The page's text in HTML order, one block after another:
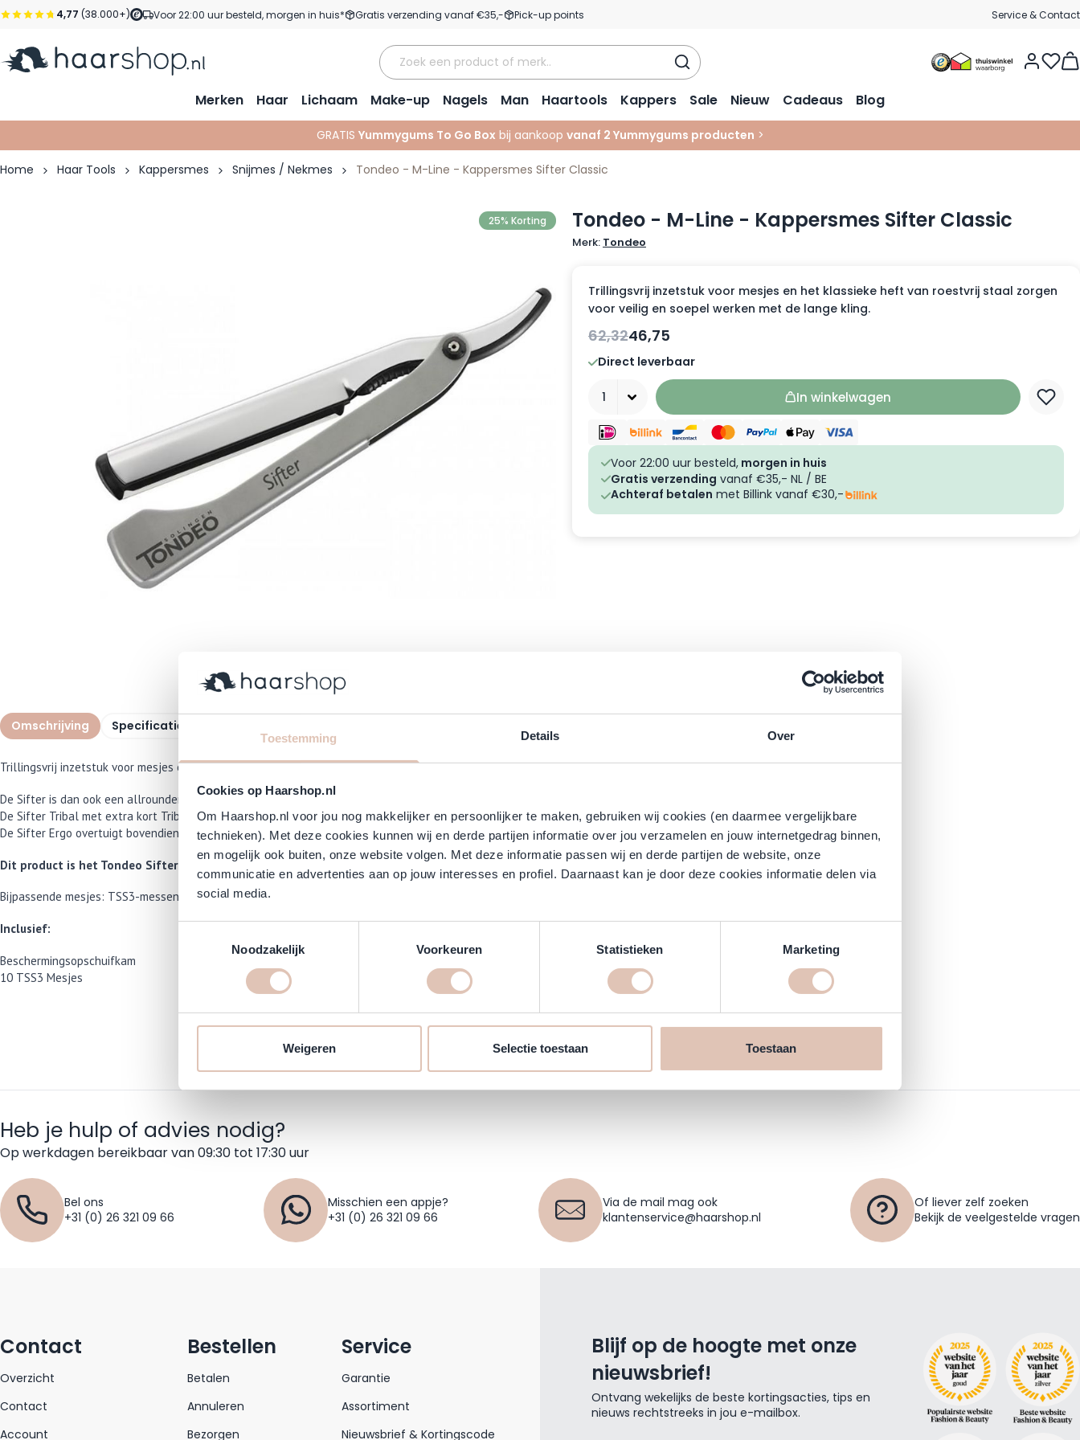
Toestemming Details Over
Cookies op Haarshop.nl
Om Haarshop.nl voor jou nog makkelijker en persoonlijker te maken, gebruiken wij cookies (en daarmee vergelijkbare
technieken). Met deze cookies kunnen wij en derde partijen informatie over jou verzamelen en jouw internetgedrag binnen,
en mogelijk ook buiten, onze website volgen. Met deze informatie passen wij en derde partijen de website, onze
communicatie en advertenties aan op jouw interesses en profiel. Daarnaast kan je door deze cookies informatie delen via
social media.
Noodzakelijk
Voorkeuren Statistieken Marketing
Weigeren Selectie toestaan Toestaan
Ga naar de inhoud
4,77 (38.000+) Voor 22:00 uur besteld, morgen in huis* Gratis verzending vanaf €35,- Pick-up points Service & Contact
Merken Haar Lichaam Make-up Nagels Man Haartools Kappers Sale Nieuw Cadeaus Blog
GRATIS Yummygums To Go Box bij aankoop vanaf 2 Yummygums producten >
Home Haar Tools Kappersmes Snijmes / Nekmes Tondeo - M-Line - Kappersmes Sifter Classic
Tondeo - M-Line - Kappersmes Sifter Classic
Merk: Tondeo
25% Korting
Trillingsvrij inzetstuk voor mesjes en het klassieke heft van roestvrij staal zorgen
voor veilig en soepel werken met de lange kling.
62,3246,75
Direct leverbaar
In winkelwagen
Voor 22:00 uur besteld, morgen in huis
Gratis verzending vanaf €35,- NL / BE
Achteraf betalen met Billink vanaf €30,-
Omschrijving Specificaties
Trillingsvrij inzetstuk voor mesjes en het klassieke heft van roestvrij staal zorgen voor veilig en soepel werken met de lange kling.
De Sifter is dan ook een allrounder die voor veel toepassingen kan gebruikt worden.
De Sifter Tribal met extra kort Tribal Style mesje is zeer geschikt om haartatoes te scheren. Dit kappersscheermes werd samen met Stefan Lenk ontwikkeld.
De Sifter Ergo overtuigt bovendien door de ergonomisch perfecte en lichte greep.
Dit product is het Tondeo Sifter Kappersmes.
Bijpassende mesjes: TSS3-messen (TON1040), TCR/TCR Tribal (TON1020/TON1033) alleen met messenhouder (TON1084), gehalveerd.
Inclusief:
Beschermingsopschuifkam
10 TSS3 Mesjes
Heb je hulp of advies nodig?
Op werkdagen bereikbaar van 09:30 tot 17:30 uur
Bel ons
+31 (0) 26 321 09 66
Misschien een appje?
+31 (0) 26 321 09 66
Via de mail mag ook
klantenservice@haarshop.nl
Of liever zelf zoeken
Bekijk de veelgestelde vragen
Contact
Overzicht
Contact
Account
Bestellen
Betalen
Annuleren
Bezorgen
Service
Garantie
Assortiment
Nieuwsbrief & Kortingscode
Blijf op de hoogte met onze
nieuwsbrief!
Ontvang wekelijks de beste kortingsacties, tips en
nieuws rechtstreeks in jou e-mailbox.